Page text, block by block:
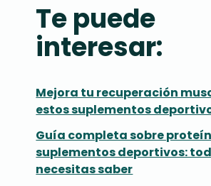
Te puede
interesar:
Mejora tu recuperación
estos suplementos
Guía completa sobre
suplementos deportivos:
necesitas saber